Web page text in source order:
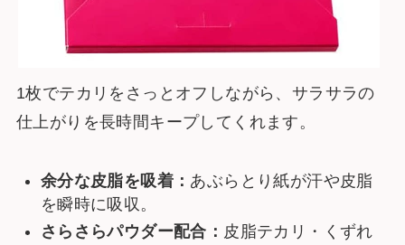
1枚でテカリをさっとオフしながら、サラサラの
仕上がりを長時間キープしてくれます。
余分な皮脂を吸着： あぶらとり紙が汗や皮脂
を瞬時に吸収。
さらさらパウダー配合： 皮脂テカリ・くずれ